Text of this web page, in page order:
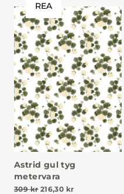
REA
Astrid gul tyg
metervara
309kr Det ursprungliga
216,30 krDet